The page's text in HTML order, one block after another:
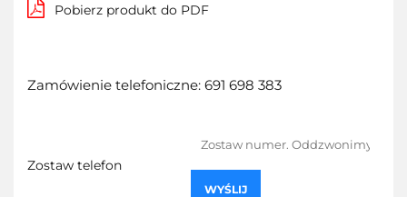
Pobierz produkt do PDF
Zamówienie telefoniczne: 691 698 383
Zostaw telefon
WYŚLIJ